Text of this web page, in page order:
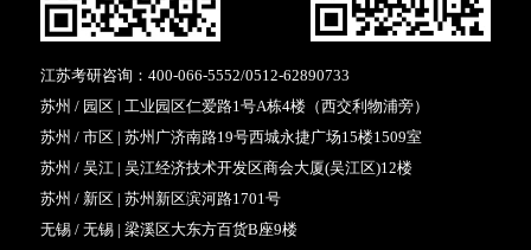
江苏考研咨询： 400-066-5552/0512-62890733
苏州 / 园区 | 工业园区仁爱路1号A栋4楼（西交利物浦旁）
苏州 / 市区 | 苏州广济南路19号西城永捷广场15楼1509室
苏州 / 吴江 | 吴江经济技术开发区商会大厦(吴江区)12楼
苏州 / 新区 | 苏州新区滨河路1701号
无锡 / 无锡 | 梁溪区大东方百货B座9楼